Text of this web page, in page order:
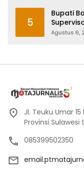
5
Bupati
Zero
Agustus 6,
Jl. Teuku Umar
Provinsi Sulawesi
085399502350